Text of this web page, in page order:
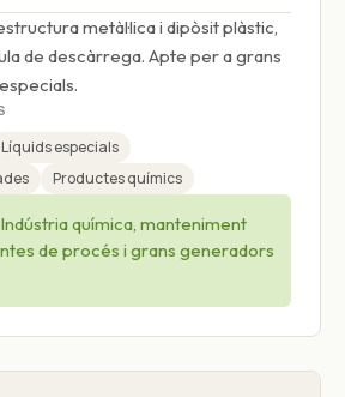
metàl·lica i dipòsit plàstic,
de descàrrega. Apte per a grans
Líquids especials
Productes químics
Indústria química, manteniment
de procés i grans generadors